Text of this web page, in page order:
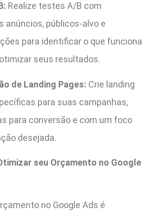
Realize testes A/B com
anúncios, públicos-alvo e
para identificar o que funciona
seus resultados.
de Landing Pages: Crie landing
para suas campanhas,
para conversão e com um foco
desejada.
seu Orçamento no Google
no Google Ads é